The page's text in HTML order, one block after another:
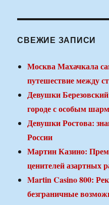
СВЕЖИЕ ЗАПИСИ
Москва Махачкала
путешествие между
Девушки
городе с особым
Девушки Ростова:
России
Мартин Казино:
ценителей азартных
Martin Casino 800:
безграничные